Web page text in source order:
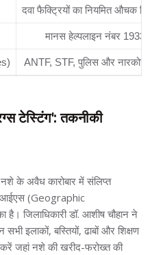
दवा फैक्ट्रियों का नियमित औचक
मानस हेल्पलाइन नंबर 1933
ANTF, STF, पुलिस और
टेस्टिंग': तकनीकी
के अवैध कारोबार में संलिप्त
(Geographic
जिलाधिकारी डॉ. आशीष चौहान ने
इलाकों, बस्तियों, ढाबों और शिक्षण
करें जहां नशे की खरीद-फरोख्त की